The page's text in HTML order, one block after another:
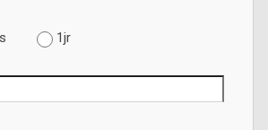
1jr